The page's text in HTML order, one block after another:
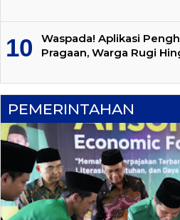
Waspada! Aplikasi
Pragaan, Warga Rugi
PEMERINTAHAN